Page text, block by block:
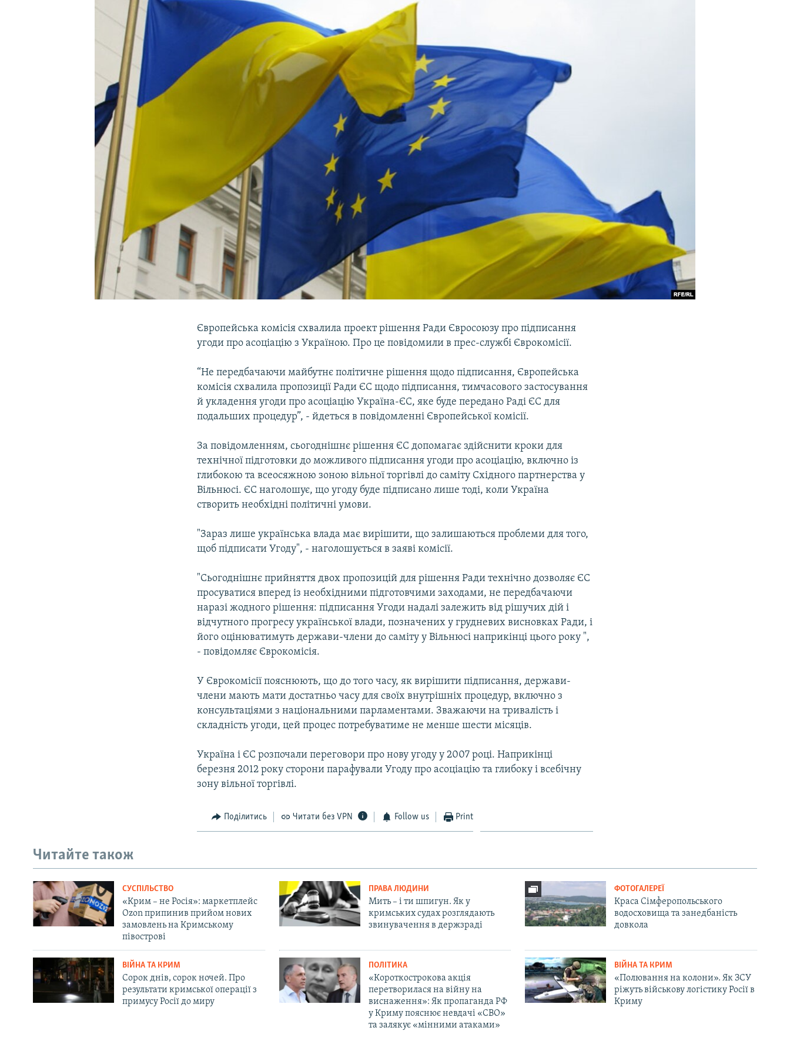
УКРАЇНСЬКА ПРОБЛЕМА КРИМУ
Європейська комісія схвалила проект рішення Ради Євросоюзу про підписання
угоди про асоціацію з Україною. Про це повідомили в прес-службі Єврокомісії.
“Не передбачаючи майбутнє політичне рішення щодо підписання, Європейська
комісія схвалила пропозиції Ради ЄС щодо підписання, тимчасового застосування
й укладення угоди про асоціацію Україна-ЄС, яке буде передано Раді ЄС для
подальших процедур”, - йдеться в повідомленні Європейської комісії.
За повідомленням, сьогоднішнє рішення ЄС допомагає здійснити кроки для
технічної підготовки до можливого підписання угоди про асоціацію, включно із
глибокою та всеосяжною зоною вільної торгівлі до саміту Східного партнерства у
Вільнюсі. ЄС наголошує, що угоду буде підписано лише тоді, коли Україна
створить необхідні політичні умови.
"Зараз лише українська влада має вирішити, що залишаються проблеми для того,
щоб підписати Угоду", - наголошується в заяві комісії.
"Сьогоднішнє прийняття двох пропозицій для рішення Ради технічно дозволяє ЄС
просуватися вперед із необхідними підготовчими заходами, не передбачаючи
наразі жодного рішення: підписання Угоди надалі залежить від рішучих дій і
відчутного прогресу української влади, позначених у грудневих висновках Ради, і
його оцінюватимуть держави-члени до саміту у Вільнюсі наприкінці цього року ",
- повідомляє Єврокомісія.
У Єврокомісії пояснюють, що до того часу, як вирішити підписання, держави-
члени мають мати достатньо часу для своїх внутрішніх процедур, включно з
консультаціями з національними парламентами. Зважаючи на тривалість і
складність угоди, цей процес потребуватиме не менше шести місяців.
Україна і ЄС розпочали переговори про нову угоду у 2007 році. Наприкінці
березня 2012 року сторони парафували Угоду про асоціацію та глибоку і всебічну
зону вільної торгівлі.
Поділитись Читати без VPN Follow us Print
Читайте також
СУСПІЛЬСТВО
«Крим – не Росія»: маркетплейс
Ozon припинив прийом нових
замовлень на Кримському
півострові
ПРАВА ЛЮДИНИ
Мить – і ти шпигун. Як у
кримських судах розглядають
звинувачення в держзраді
ФОТОГАЛЕРЕЇ
Краса Сімферопольського
водосховища та занедбаність
довкола
ВІЙНА ТА КРИМ
Сорок днів, сорок ночей. Про
результати кримської операції з
примусу Росії до миру
ПОЛІТИКА
«Короткострокова акція
перетворилася на війну на
виснаження»: Як пропаганда РФ
у Криму пояснює невдачі «СВО»
та залякує «мінними атаками»
ВІЙНА ТА КРИМ
«Полювання на колони». Як ЗСУ
ріжуть військову логістику Росії в
Криму